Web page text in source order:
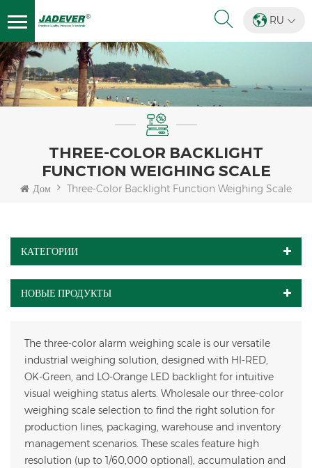
RU
THREE-COLOR BACKLIGHT
FUNCTION WEIGHING SCALE
Дом Three-Color Backlight Function Weighing Scale
КАТЕГОРИИ
НОВЫЕ ПРОДУКТЫ
The three-color alarm weighing scale is our versatile
industrial weighing solution, designed with HI-RED,
OK-Green, and LO-Orange LED backlight for intuitive
visual weighing status alerts. Wholesale our three-color
weighing scale selection to find the right solution for
production lines, packaging, warehouse and inventory
management scenarios. These scales feature high
resolution (up to 1/60,000 optional), accumulation and